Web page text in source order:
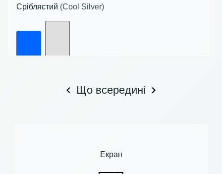
Сріблястий (Cool Silver)
Що всередині
Екран